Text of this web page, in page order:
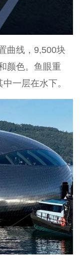
曲线，9,500块
颜色。鱼眼重
一层在水下。